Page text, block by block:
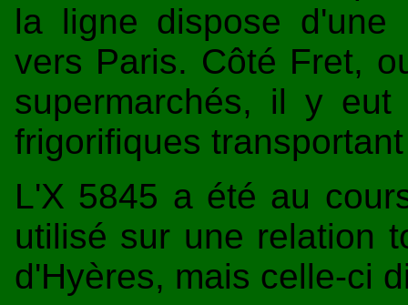
la ligne dispose d'une
vers Paris. Côté Fret,
supermarchés, il y
frigorifiques
L'X 5845 a été au
utilisé sur une relation
d'Hyères, mais celle-ci